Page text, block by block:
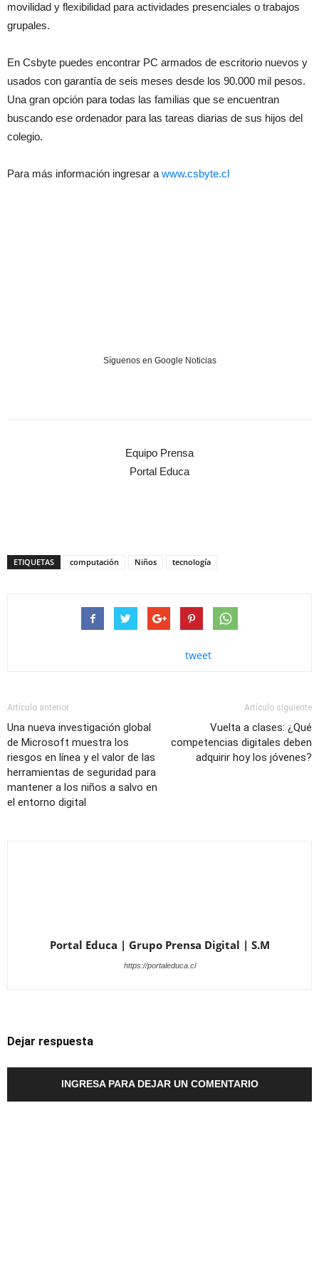
movilidad y flexibilidad para actividades presenciales o trabajos
grupales.
En Csbyte puedes encontrar PC armados de escritorio nuevos y
usados con garantía de seis meses desde los 90.000 mil pesos.
Una gran opción para todas las familias que se encuentran
buscando ese ordenador para las tareas diarias de sus hijos del
colegio.
Para más información ingresar a www.csbyte.cl
Síguenos en Google Noticias
Equipo Prensa
Portal Educa
ETIQUETAS computación Niños tecnología
tweet
Artículo anterior
Una nueva investigación global
de Microsoft muestra los
riesgos en línea y el valor de las
herramientas de seguridad para
mantener a los niños a salvo en
el entorno digital
Artículo siguiente
Vuelta a clases: ¿Qué
competencias digitales deben
adquirir hoy los jóvenes?
Portal Educa | Grupo Prensa Digital | S.M
https://portaleduca.cl
Dejar respuesta
INGRESA PARA DEJAR UN COMENTARIO